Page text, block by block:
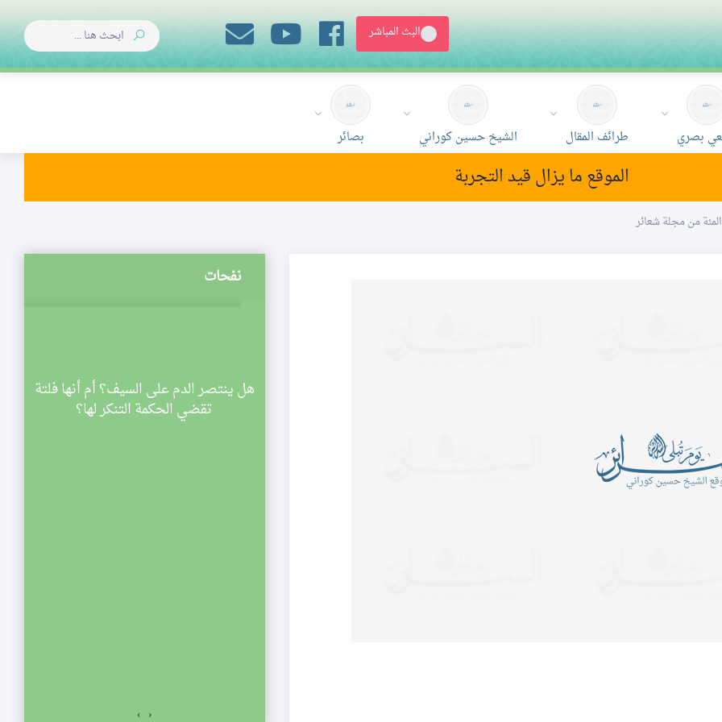
البث المباشر
بصري طرائف المقال الشيخ حسين كوراني بصائر
الموقع ما يزال قيد التجربة
المئة من مجلة شعائر
نفحات
الرَّجبيـــــــــــــــــــــــــــــــــــــــــــــــــــــــــــــــــــــون؟
في شهر رجب قراءة سورة
التوحيد عشرة آلا مرة..
هل ينتصر الدم على السيف؟ أم أنها فلتة
تقضي الحكمة التنكر لها؟
‹
›